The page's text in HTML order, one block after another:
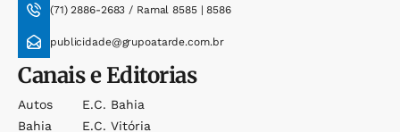
(71) 2886-2683 / Ramal 8585 | 8586
publicidade@grupoatarde.com.br
Canais e Editorias
Autos
Bahia
E.c. Bahia
E.c. Vitória